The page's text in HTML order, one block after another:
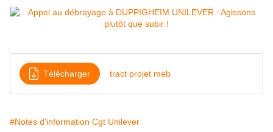
Télécharger tract projet meb
#Notes d'information Cgt Unilever